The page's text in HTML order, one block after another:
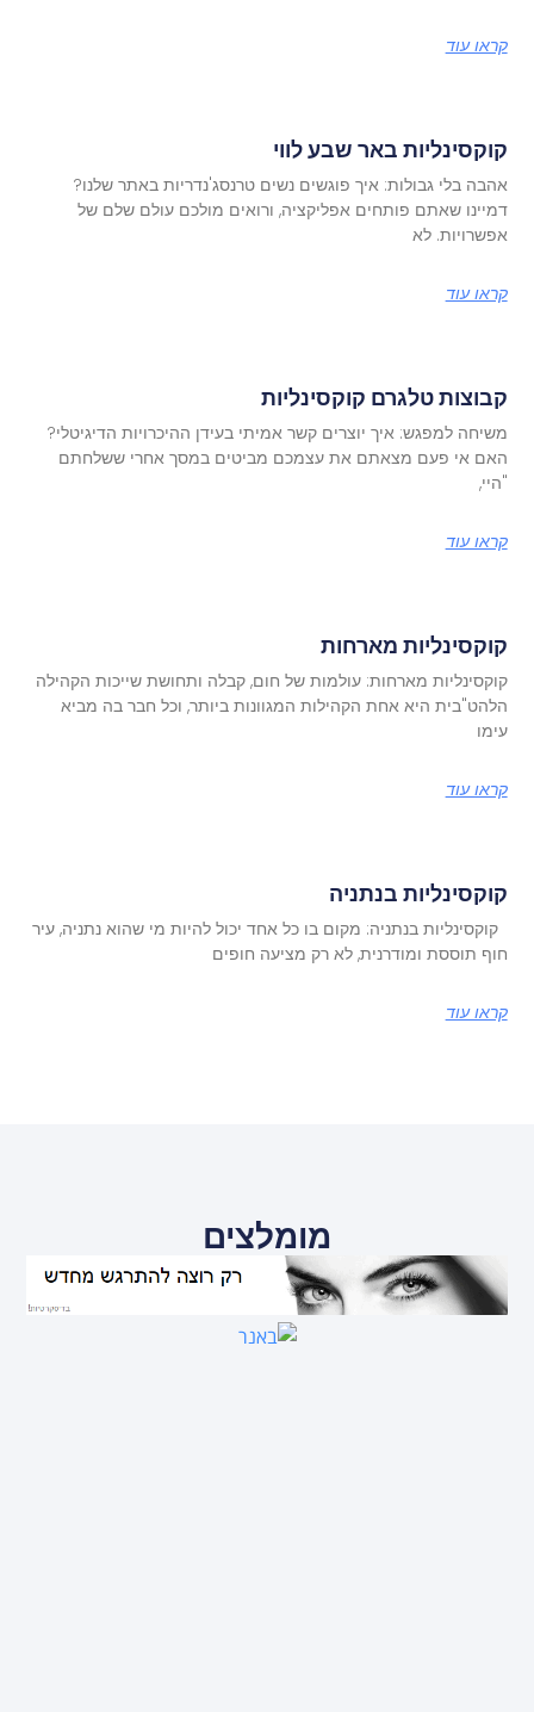
קראו עוד
קוקסינליות באר שבע לווי
אהבה בלי גבולות: איך פוגשים נשים טרנסג'נדריות באתר שלנו?
דמיינו שאתם פותחים אפליקציה, ורואים מולכם עולם שלם של
אפשרויות. לא
קראו עוד
קבוצות טלגרם קוקסינליות
משיחה למפגש: איך יוצרים קשר אמיתי בעידן ההיכרויות הדיגיטלי?
האם אי פעם מצאתם את עצמכם מביטים במסך אחרי ששלחתם
"היי,
קראו עוד
קוקסינליות מארחות
קוקסינליות מארחות: עולמות של חום, קבלה ותחושת שייכות הקהילה
הלהט"בית היא אחת הקהילות המגוונות ביותר, וכל חבר בה מביא
עימו
קראו עוד
קוקסינליות בנתניה
קוקסינליות בנתניה: מקום בו כל אחד יכול להיות מי שהוא נתניה, עיר
חוף תוססת ומודרנית, לא רק מציעה חופים
קראו עוד
מומלצים